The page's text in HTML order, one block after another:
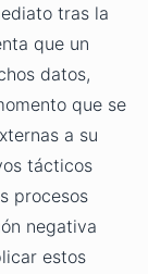
tras la
que un
datos,
que se
a su
tácticos
procesos
negativa
estos